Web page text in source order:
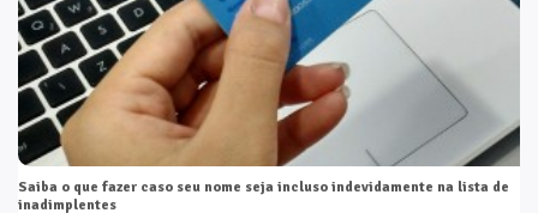
Saiba o que fazer caso seu nome seja incluso indevidamente na lista de
inadimplentes